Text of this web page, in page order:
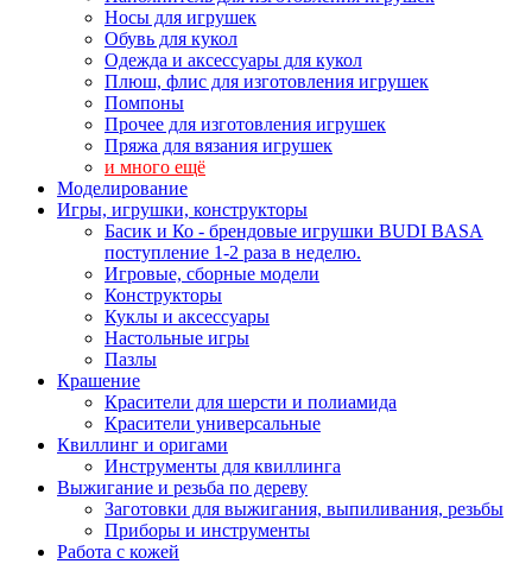
Носы для игрушек
Обувь для кукол
Одежда и аксессуары для кукол
Плюш, флис для изготовления игрушек
Помпоны
Прочее для изготовления игрушек
Пряжа для вязания игрушек
и много ещё
Моделирование
Игры, игрушки, конструкторы
Басик и Ко - брендовые игрушки BUDI BASA
поступление 1-2 раза в неделю.
Игровые, сборные модели
Конструкторы
Куклы и аксессуары
Настольные игры
Пазлы
Крашение
Красители для шерсти и полиамида
Красители универсальные
Квиллинг и оригами
Инструменты для квиллинга
Выжигание и резьба по дереву
Заготовки для выжигания, выпиливания, резьбы
Приборы и инструменты
Работа с кожей